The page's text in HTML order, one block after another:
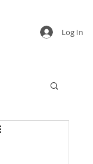
Log In